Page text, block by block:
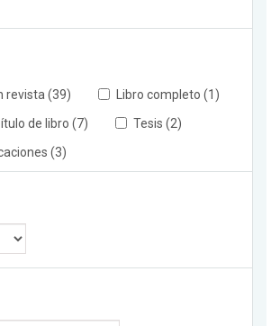
revista (39)
Libro completo (1)
de libro (7)
Tesis (2)
(3)